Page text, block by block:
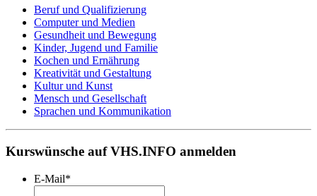
Beruf und Qualifizierung
Computer und Medien
Gesundheit und Bewegung
Kinder, Jugend und Familie
Kochen und Ernährung
Kreativität und Gestaltung
Kultur und Kunst
Mensch und Gesellschaft
Sprachen und Kommunikation
Kurswünsche auf VHS.INFO anmelden
E-Mail*